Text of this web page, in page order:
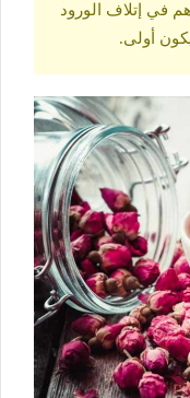
في إتلاف الورود
أولى.